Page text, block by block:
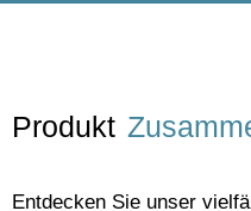
Produkt
Entdecken Sie unser